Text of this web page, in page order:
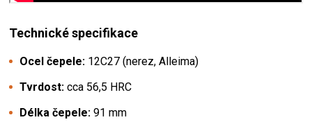
Technické specifikace
Ocel čepele: 12C27 (nerez, Alleima)
Tvrdost: cca 56,5 HRC
Délka čepele: 91 mm